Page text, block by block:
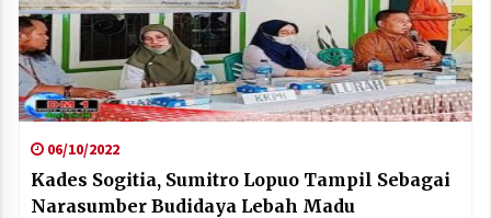
06/10/2022
Kades Sogitia, Sumitro Lopuo Tampil Sebagai
Narasumber Budidaya Lebah Madu